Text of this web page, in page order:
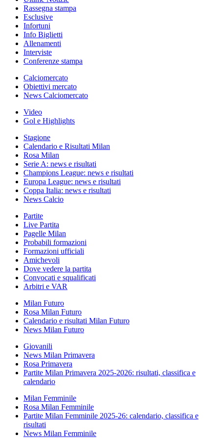
Rassegna stampa
Esclusive
Infortuni
Info Biglietti
Allenamenti
Interviste
Conferenze stampa
Calciomercato
Obiettivi mercato
News Calciomercato
Video
Gol e Highlights
Stagione
Calendario e Risultati Milan
Rosa Milan
Serie A: news e risultati
Champions League: news e risultati
Europa League: news e risultati
Coppa Italia: news e risultati
News Calcio
Partite
Live Partita
Pagelle Milan
Probabili formazioni
Formazioni ufficiali
Amichevoli
Dove vedere la partita
Convocati e squalificati
Arbitri e VAR
Milan Futuro
Rosa Milan Futuro
Calendario e risultati Milan Futuro
News Milan Futuro
Giovanili
News Milan Primavera
Rosa Primavera
Partite Milan Primavera 2025-2026: risultati, classifica e
calendario
Milan Femminile
Rosa Milan Femminile
Partite Milan Femminile 2025-26: calendario, classifica e
risultati
News Milan Femminile